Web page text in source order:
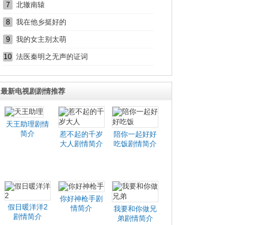
7 北辙南辕
8 我在他乡挺好的
9 我的女主别太萌
10 法医秦明之无声的证词
最新电视剧剧情推荐
天王助理剧情
简介
惹不起的千岁
大人剧情简介
陪你一起好好
吃饭剧情简介
假日暖洋洋2
剧情简介
你好神枪手剧
情简介
我要和你做兄
弟剧情简介